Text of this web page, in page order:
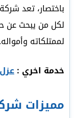
باختصار، تعد
لكل من يبحث عن
لممتلكاته وأمواله.
خدمة اخري :
مميزات